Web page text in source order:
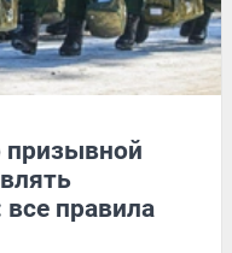
правила